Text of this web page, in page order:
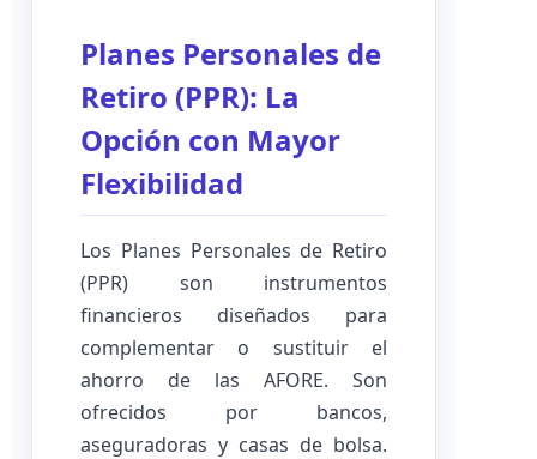
Planes Personales de
Retiro (PPR): La
Opción con Mayor
Flexibilidad
Los Planes Personales de Retiro
(PPR) son instrumentos
financieros diseñados para
complementar o sustituir el
ahorro de las AFORE. Son
ofrecidos por bancos,
aseguradoras y casas de bolsa.